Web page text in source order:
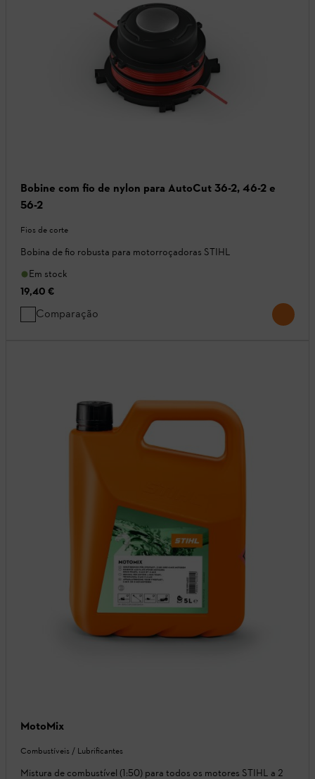
Bobine com fio de nylon para AutoCut 36-2, 46-2 e
56-2
Fios de corte
Bobina de fio robusta para motorroçadoras STIHL
Em stock
19,40 €
Comparação
MotoMix
Combustíveis / Lubrificantes
Mistura de combustível (1:50) para todos os motores STIHL a 2